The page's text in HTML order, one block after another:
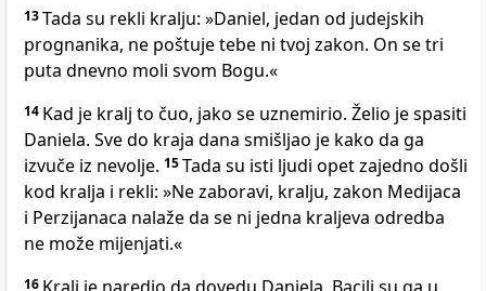
13Tada su rekli kralju: »Daniel, jedan od judejskih
prognanika, ne poštuje tebe ni tvoj zakon. On se tri
puta dnevno moli svom Bogu.«
14 Kad je kralj to čuo, jako se uznemirio. Želio je spasiti
Daniela. Sve do kraja dana smišljao je kako da ga
izvuče iz nevolje. 15Tada su isti ljudi opet zajedno došli
kod kralja i rekli: »Ne zaboravi, kralju, zakon Medijaca
i Perzijanaca nalaže da se ni jedna kraljeva odredba
ne može mijenjati.«
16